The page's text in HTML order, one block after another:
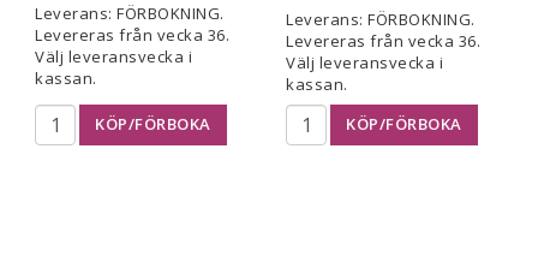
Leverans: FÖRBOKNING.
Levereras från vecka 36.
Välj leveransvecka i
kassan.
KÖP/FÖRBOKA
Leverans: FÖRBOKNING.
Levereras från vecka 36.
Välj leveransvecka i
kassan.
KÖP/FÖRBOKA